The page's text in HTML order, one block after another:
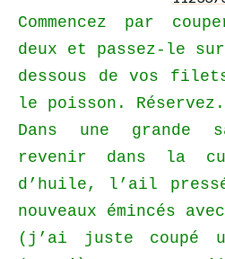
Commencez par
deux et passez-le
dessous de vos
le poisson. Réservez.
Dans une grande
revenir dans la
d’huile, l’ail
nouveaux émincés
(j’ai juste coupé